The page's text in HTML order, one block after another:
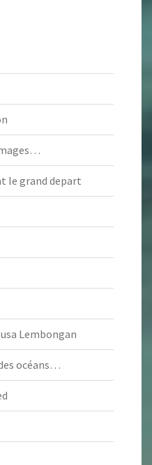
le grand depart
Lembongan
océans…